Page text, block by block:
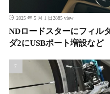
2025 年 5 月 1 日2885 view
NDロードスターにフィル
ダ2にUSBポート増設など